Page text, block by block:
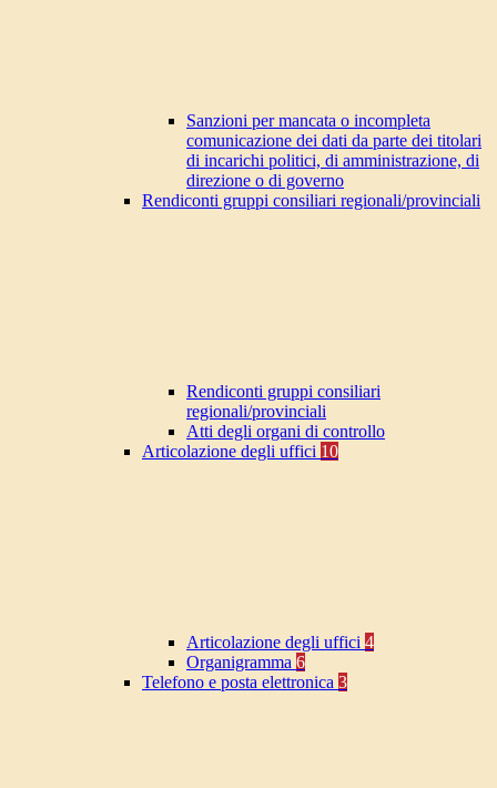
Sanzioni per mancata o incompleta
comunicazione dei dati da parte dei titolari
di incarichi politici, di amministrazione, di
direzione o di governo
Rendiconti gruppi consiliari regionali/provinciali
Rendiconti gruppi consiliari
regionali/provinciali
Atti degli organi di controllo
Articolazione degli uffici 10
Articolazione degli uffici 4
Organigramma 6
Telefono e posta elettronica 3